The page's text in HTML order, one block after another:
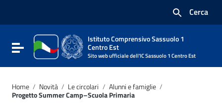
Vai al footer
Cerca
Attiva / disattiva la navigazione
Istituto Comprensivo Sassuolo 1
Centro Est
Sito web ufficiale dell'IC Sassuolo 1 Centro Est
Home / Novità / Le circolari / Alunni e famiglie /
Progetto Summer Camp–Scuola Primaria